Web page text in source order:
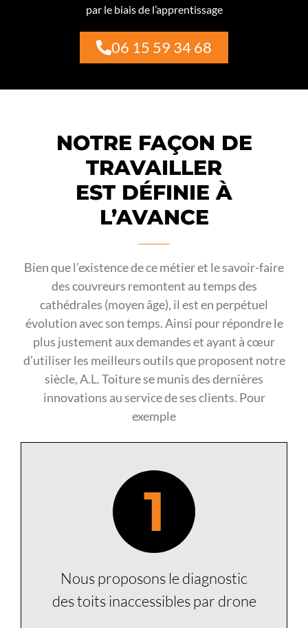
par le biais de l’apprentissage
06 15 59 34 68
NOTRE FAÇON DE
TRAVAILLER
EST DÉFINIE À
L’AVANCE
Bien que l’existence de ce métier et le savoir-faire
des couvreurs remontent au temps des
cathédrales (moyen âge), il est en perpétuel
évolution avec son temps. Ainsi pour répondre le
plus justement aux demandes et ayant à cœur
d’utiliser les meilleurs outils que proposent notre
siècle, A.L. Toiture se munis des dernières
innovations au service de ses clients. Pour
exemple
1
Nous proposons le diagnostic
des toits inaccessibles par drone